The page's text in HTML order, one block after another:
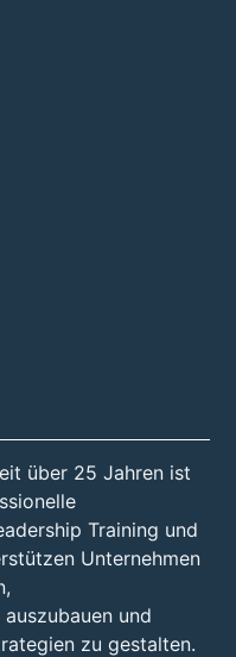
über 25 Jahren ist
Training und
Unternehmen
und
zu gestalten.